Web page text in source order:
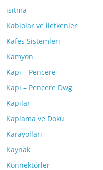
ısıtma
Kablolar ve iletkenler
Kafes Sistemleri
Kamyon
Kapı – Pencere
Kapı – Pencere Dwg
Kapılar
Kaplama ve Doku
Karayolları
Kaynak
Konnektörler